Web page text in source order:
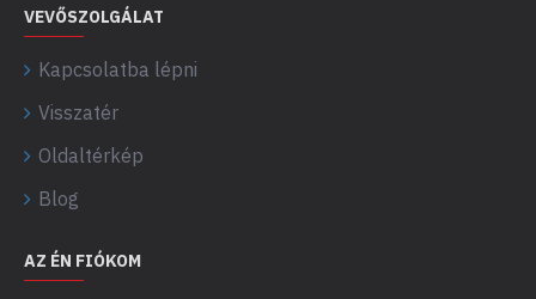
VEVŐSZOLGÁLAT
Kapcsolatba lépni
Visszatér
Oldaltérkép
Blog
AZ ÉN FIÓKOM